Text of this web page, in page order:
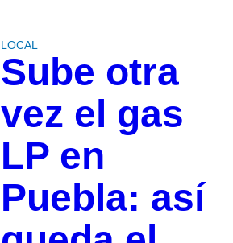
LOCAL
Sube otra
vez el gas
LP en
Puebla: así